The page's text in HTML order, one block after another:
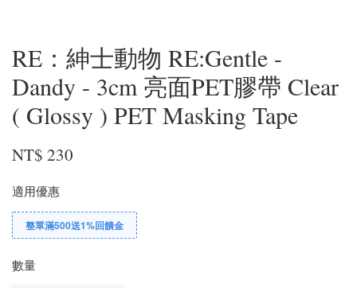
RE：紳士動物 RE:Gentle -
Dandy - 3cm 亮面PET膠帶 Clear
( Glossy ) PET Masking Tape
NT$ 230
適用優惠
整單滿500送1%回饋金
數量